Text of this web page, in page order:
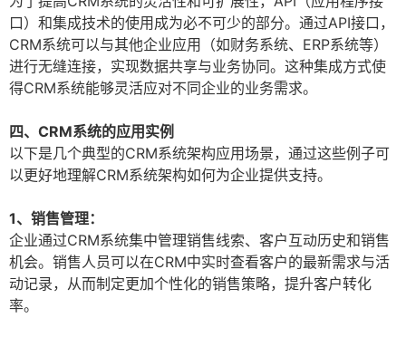
口）和集成技术的使用成为必不可少的部分。通过API接口，
CRM系统可以与其他企业应用（如财务系统、ERP系统等）
进行无缝连接，实现数据共享与业务协同。这种集成方式使
得CRM系统能够灵活应对不同企业的业务需求。
四、CRM系统的应用实例
以下是几个典型的CRM系统架构应用场景，通过这些例子可
以更好地理解CRM系统架构如何为企业提供支持。
1、销售管理：
企业通过CRM系统集中管理销售线索、客户互动历史和销售
机会。销售人员可以在CRM中实时查看客户的最新需求与活
动记录，从而制定更加个性化的销售策略，提升客户转化
率。